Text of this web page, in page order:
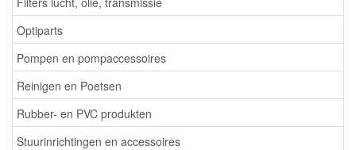
Optiparts
Pompen en pompaccessoires
Reinigen en Poetsen
Rubber- en PVC produkten
Stuurinrichtingen en accessoires